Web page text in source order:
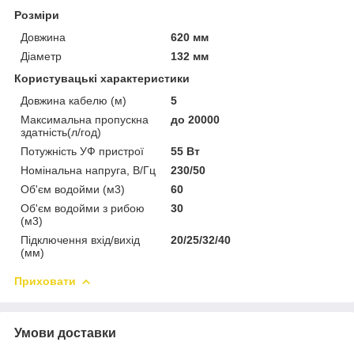
Розміри
Довжина
620 мм
Діаметр
132 мм
Користувацькі характеристики
Довжина кабелю (м)
5
Максимальна пропускна
здатність(л/год)
до 20000
Потужність УФ пристрої
55 Вт
Номінальна напруга, В/Гц
230/50
Об'єм водойми (м3)
60
Об'єм водойми з рибою
(м3)
30
Підключення вхід/вихід
(мм)
20/25/32/40
Приховати
Умови доставки